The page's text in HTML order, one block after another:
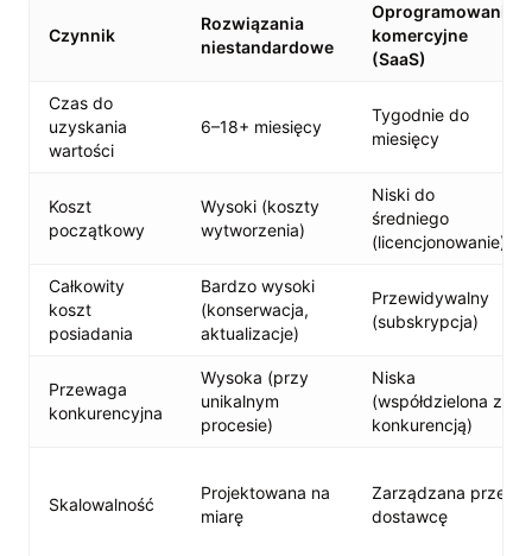
Czynnik
Rozwiązania
niestandardowe
Oprogramowanie
komercyjne
(SaaS)
Czas do
uzyskania
wartości
6–18+ miesięcy
Tygodnie do
miesięcy
Koszt
początkowy
Wysoki (koszty
wytworzenia)
Niski do
średniego
(licencjonowanie)
Całkowity
koszt
posiadania
Bardzo wysoki
(konserwacja,
aktualizacje)
Przewidywalny
(subskrypcja)
Przewaga
konkurencyjna
Wysoka (przy
unikalnym
procesie)
Niska
(współdzielona z
konkurencją)
Skalowalność
Projektowana na
miarę
Zarządzana przez
dostawcę